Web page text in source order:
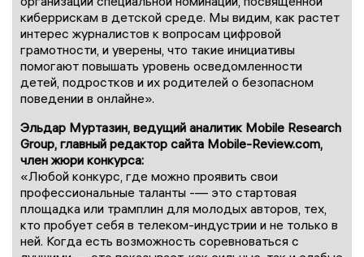
киберрискам в детской среде. Мы видим, как растет
интерес журналистов к вопросам цифровой
грамотности, и уверены, что такие инициативы
помогают повышать уровень осведомленности
детей, подростков и их родителей о безопасном
поведении в онлайне».
Эльдар Муртазин, ведущий аналитик Mobile Research
Group, главный редактор сайта Mobile-Review.com,
член жюри конкурса:
«Любой конкурс, где можно проявить свои
профессиональные таланты -— это стартовая
площадка или трамплин для молодых авторов, тех,
кто пробует себя в телеком-индустрии и не только в
ней. Когда есть возможность соревноваться с